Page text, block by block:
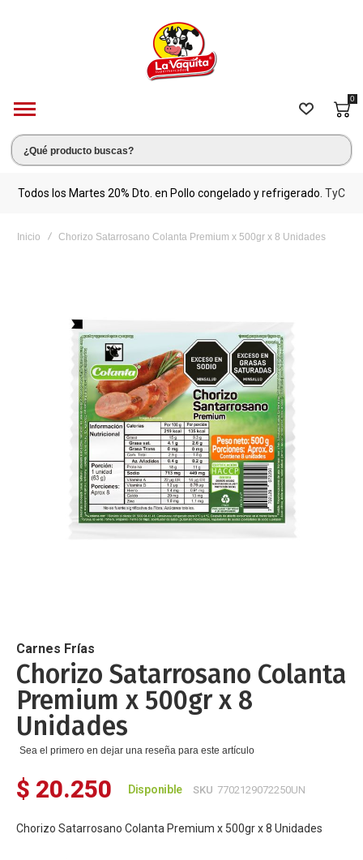
0
Todos los Martes 20% Dto. en Pollo congelado y refrigerado. TyC
Inicio Chorizo Satarrosano Colanta Premium x 500gr x 8 Unidades
de
la
galería
de
imágenes
Carnes Frías
Chorizo Satarrosano Colanta
Premium x 500gr x 8
Unidades
Sea el primero en dejar una reseña para este artículo
$ 20.250 Disponible SKU 7702129072250UN
Chorizo Satarrosano Colanta Premium x 500gr x 8 Unidades